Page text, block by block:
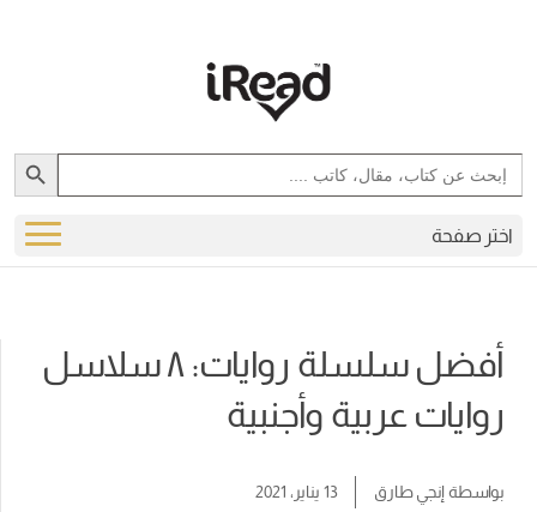
Search
for:
Search Button
اختر صفحة
أفضل سلسلة روايات: ٨ سلاسل
روايات عربية وأجنبية
بواسطةإنجي طارق 13 يناير، 2021